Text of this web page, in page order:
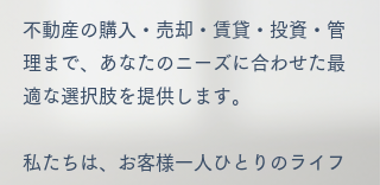
不動産の購入・売却・賃貸・投資・管
理まで、あなたのニーズに合わせた最
適な選択肢を提供します。
私たちは、お客様一人ひとりのライフ